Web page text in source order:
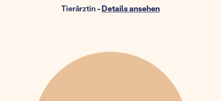
Tierärztin-Details ansehen